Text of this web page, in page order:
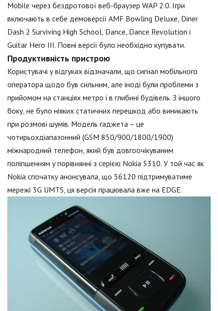
Mobile через бездротової веб-браузер WAP 2.0. Ігри
включають в себе демоверсії AMF Bowling Deluxe, Diner
Dash 2 Surviving High School, Dance, Dance Revolution і
Guitar Hero III. Повні версії було необхідно купувати.
Продуктивність пристрою
Користувачі у відгуках відзначали, що сигнал мобільного
оператора щодо був сильним, але іноді були проблеми з
прийомом на станціях метро і в глибині будівель. З іншого
боку, не було ніяких статичних перешкод або виникають
при розмові шумів. Модель гаджета – це
чотирьохдіапазонний (GSM 850/900/1800/1900)
міжнародний телефон, який був довгоочікуваним
поліпшенням у порівнянні з серією Nokia 5310. У той час як
Nokia спочатку анонсувала, що 56120 підтримуватиме
мережі 3G UMTS, ця версія працювала вже на EDGE.